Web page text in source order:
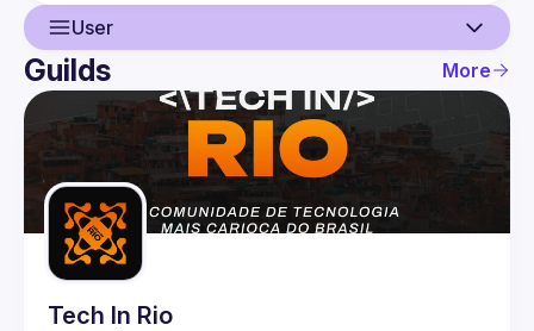
User
User
Events
Guilds
Guilds More
Tech In Rio